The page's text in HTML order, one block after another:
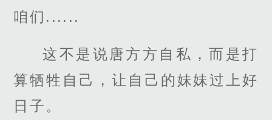
咱们......
这不是说唐方方自私，而是打
算牺牲自己，让自己的妹妹过上好
日子。